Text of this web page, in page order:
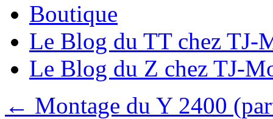
Boutique
Le Blog du TT chez TJ-
Le Blog du Z chez TJ-
← Montage du Y 2400